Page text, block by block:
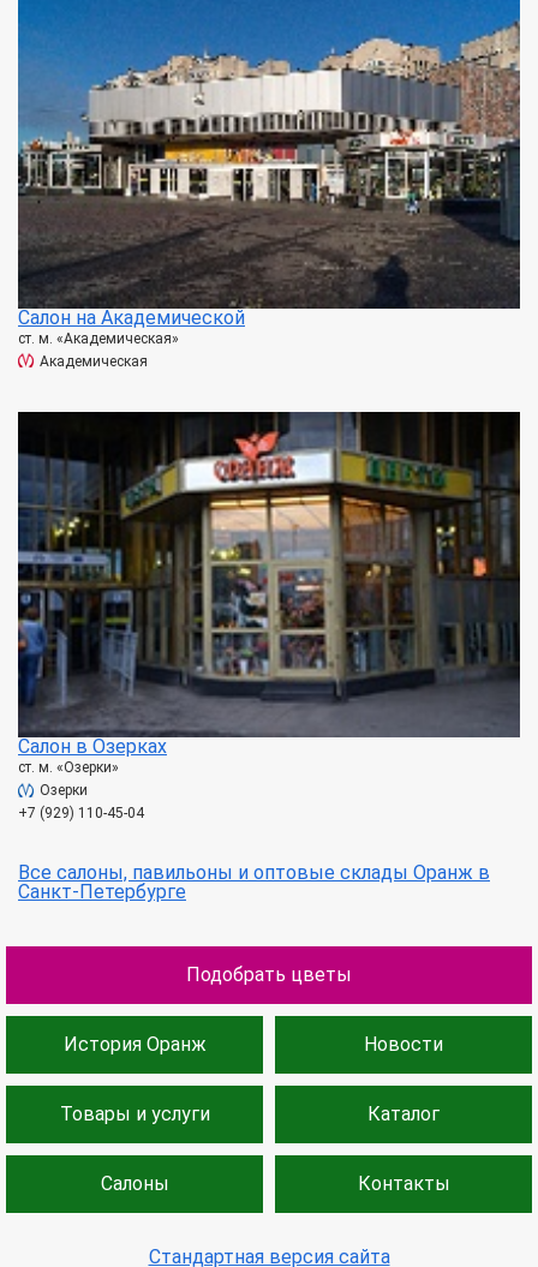
Салон на Академической
ст. м. «Академическая»
Академическая
Салон в Озерках
ст. м. «Озерки»
Озерки
+7 (929) 110-45-04
Все салоны, павильоны и оптовые склады Оранж в
Санкт-Петербурге
Подобрать цветы
История Оранж Новости
Товары и услуги Каталог
Салоны Контакты
Стандартная версия сайта